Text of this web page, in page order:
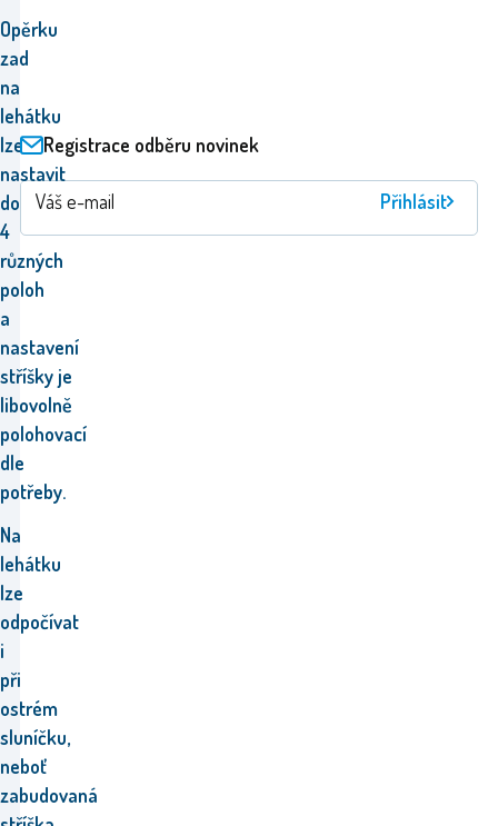
Opěrku
zad
na
lehátku
lze
nastavit
do
4
různých
poloh
a
nastavení
stříšky je
libovolně
polohovací
dle
potřeby.
Na
lehátku
lze
odpočívat
i
při
ostrém
sluníčku,
neboť
zabudovaná
Registrace odběru novinek
Přihlásit